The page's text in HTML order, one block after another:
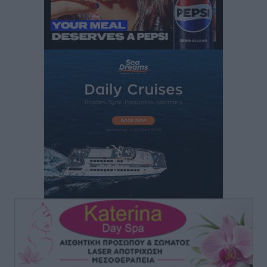
Ειδήσεις• πριν 2 ώρες
Έφυγε από τη ζωή ο επί σειρά ετών εφημέριος στον
ιερό Ναό του Αγίου Νικολάου Παστίδας Μιχαήλ
Από την παράδοση της Ρόδου στα ερευνητικά
εργαστήρια: Το μελεκούνι αποκτά διεθνές
επιστημονικό ενδιαφέρον
Πολιτιστικά πριν 22 ώρες
Επίσκεψη θα πραγματοποιήσει στη Λέρο τον
Σεπτέμβριο η Όλγα Κεφαλογιάννη